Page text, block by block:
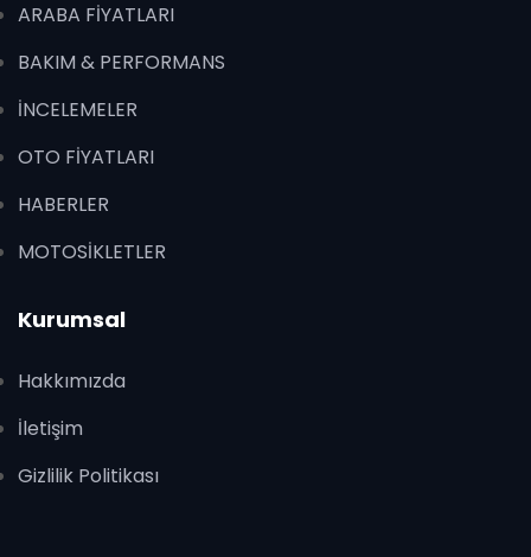
ARABA FİYATLARI
BAKIM & PERFORMANS
İNCELEMELER
OTO FİYATLARI
HABERLER
MOTOSİKLETLER
Kurumsal
Hakkımızda
İletişim
Gizlilik Politikası